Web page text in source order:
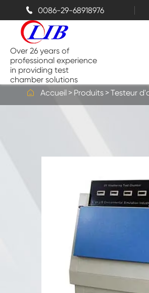
 0086-29-68918976
Over 26 years of
professional experience
in providing test
chamber solutions
Chambre d'essai de Benchtop
Chambres thermiques
Chambres de pulvérisation de
Testeur d'altération UV
Chambre d'essai de poussière
Chambre d'essai de pluie
 Accueil Produits Testeur